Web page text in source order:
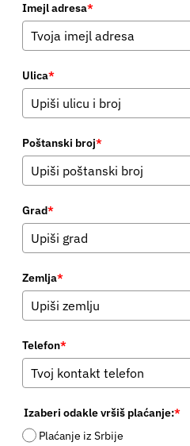
Imejl adresa*
Ulica*
Poštanski broj*
Grad*
Zemlja*
Telefon*
Izaberi odakle vršiš plaćanje:*
Plaćanje iz Srbije